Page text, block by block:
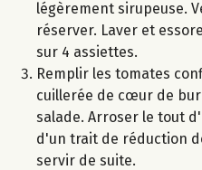
légèrement sirupeuse.
réserver. Laver et
sur 4 assiettes.
Remplir les tomates
cuillerée de cœur de
salade. Arroser le tout
d'un trait de réduction
servir de suite.